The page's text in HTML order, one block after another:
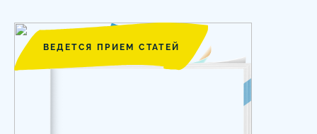
ВЕДЕТСЯ ПРИЕМ СТАТЕЙ